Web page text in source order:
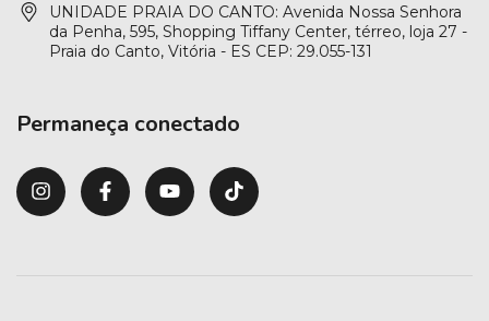
UNIDADE PRAIA DO CANTO: Avenida Nossa Senhora
da Penha, 595, Shopping Tiffany Center, térreo, loja 27 -
Praia do Canto, Vitória - ES CEP: 29.055-131
Permaneça conectado